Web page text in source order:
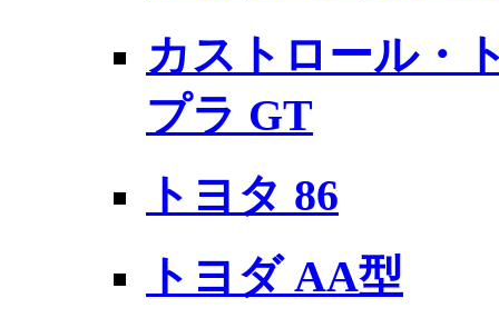
カストロール・
プラ GT
トヨタ 86
トヨダ AA型